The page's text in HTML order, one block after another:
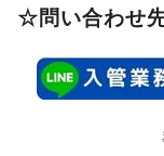
☆問い合わせ